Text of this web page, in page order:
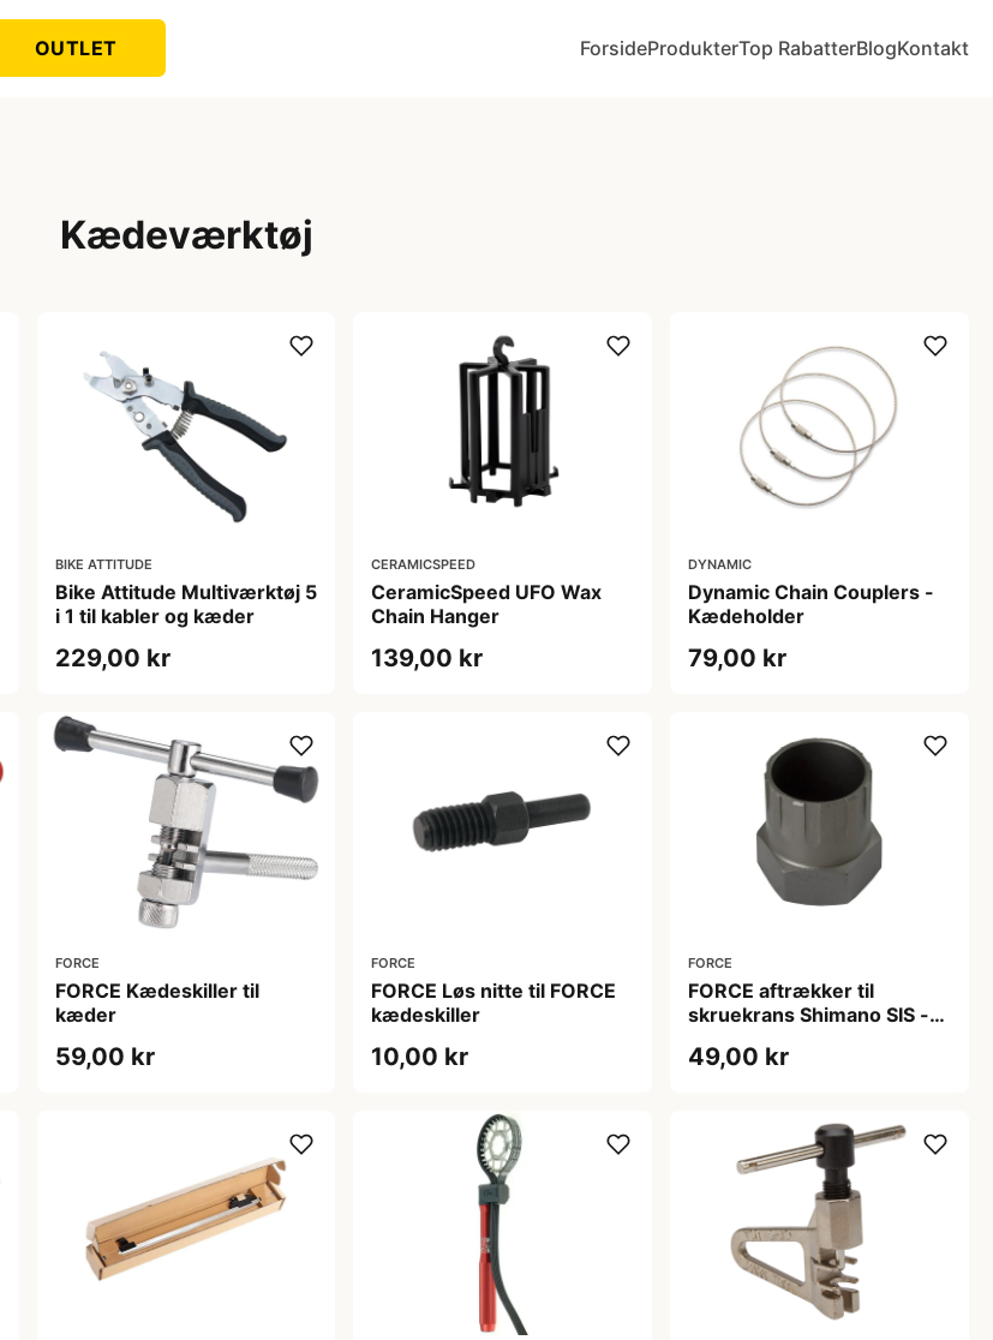
OUTLET ForsideProdukterTop RabatterBlogKontakt
Kædeværktøj
BIKE ATTITUDE
Bike Attitude Multiværktøj 5
i 1 til kabler og kæder
229,00 kr
CERAMICSPEED
CeramicSpeed UFO Wax
Chain Hanger
139,00 kr
DYNAMIC
Dynamic Chain Couplers -
Kædeholder
79,00 kr
FORCE
FORCE Kædeskiller til
kæder
59,00 kr
FORCE
FORCE Løs nitte til FORCE
kædeskiller
10,00 kr
FORCE
FORCE aftrækker til
skruekrans Shimano SIS -
49,00 kr